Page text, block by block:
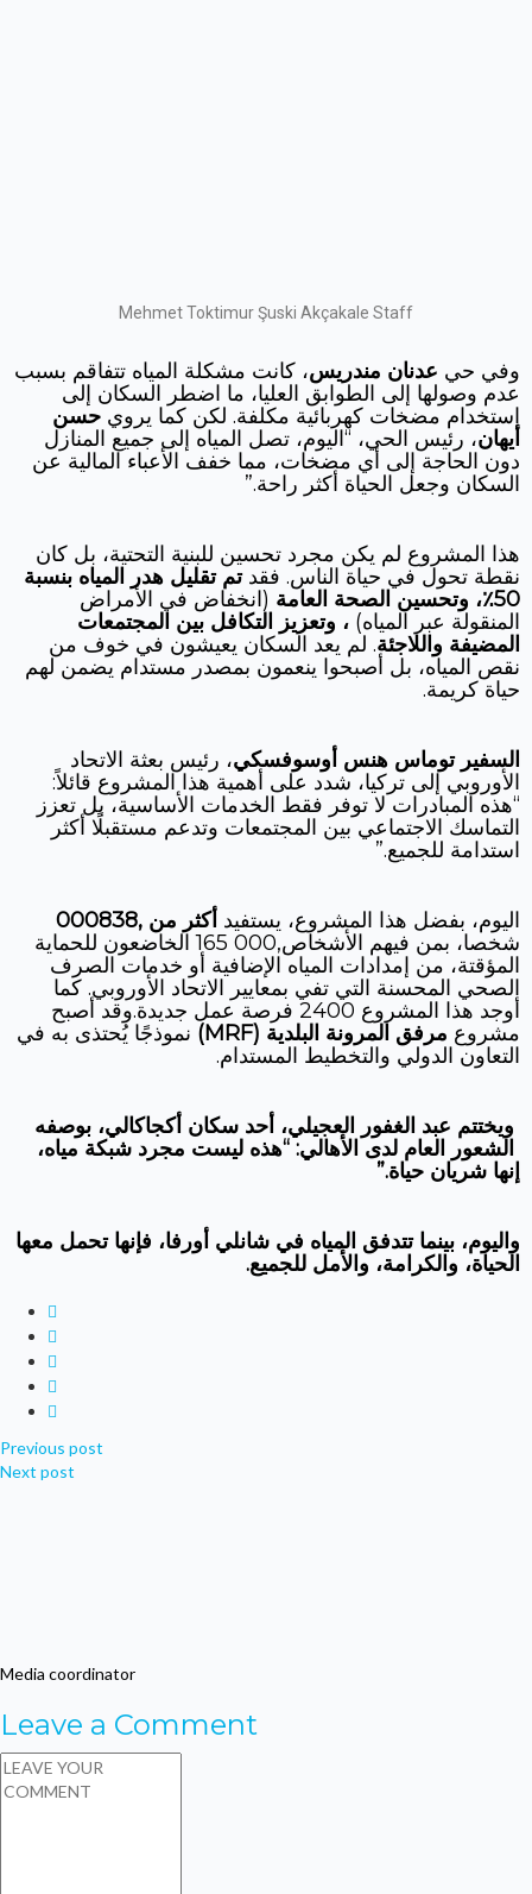
Mehmet Toktimur Şuski Akçakale Staff
وفي حي عدنان مندريس، كانت مشكلة المياه تتفاقم بسبب
عدم وصولها إلى الطوابق العليا، ما اضطر السكان إلى
استخدام مضخات كهربائية مكلفة. لكن كما يروي حسن
أيهان، رئيس الحي، “اليوم، تصل المياه إلى جميع المنازل
دون الحاجة إلى أي مضخات، مما خفف الأعباء المالية عن
السكان وجعل الحياة أكثر راحة.”
هذا المشروع لم يكن مجرد تحسين للبنية التحتية، بل كان
نقطة تحول في حياة الناس. فقدتم تقليل هدر المياه بنسبة
50٪، وتحسين الصحة العامة
(انخفاض في الأمراض
المنقولة عبر المياه) ، وتعزيز التكافل بين المجتمعات
المضيفة واللاجئة. لم يعد السكان يعيشون في خوف من
نقص المياه، بل أصبحوا ينعمون بمصدر مستدام يضمن لهم
حياة كريمة.
السفير توماس هنس أوسوفسكي، رئيس بعثة الاتحاد
الأوروبي إلى تركيا، شدد على أهمية هذا المشروع قائلاً:
“هذه المبادرات لا توفر فقط الخدمات الأساسية، بل تعزز
التماسك الاجتماعي بين المجتمعات وتدعم مستقبلًا أكثر
استدامة للجميع.”
اليوم، بفضل هذا المشروع، يستفيد أكثر من ,00
0838
شخصا، بمن فيهم الأشخاص,000 165 الخاضعون للحماية
المؤقتة، من إمدادات المياه الإضافية أو خدمات الصرف
الصحي المحسنة التي تفي بمعايير الاتحاد الأوروبي. كما
أوجد هذا المشروع 2400 فرصة عمل جديدة.وقد أصبح
مشروع مرفق المرونة البلدية (MRF)
نموذجًا يُحتذى به في
التعاون الدولي والتخطيط المستدام.
ويختتم عبد الغفور العجيلي، أحد سكان أكجاكالي، بوصفه
الشعور العام لدى الأهالي: “هذه ليست مجرد شبكة مياه،
إنها شريان حياة.”
واليوم، بينما تتدفق المياه في شانلي أورفا، فإنها تحمل معها
الحياة، والكرامة، والأمل للجميع.
Previous post
Next post
Media coordinator
Leave a Comment